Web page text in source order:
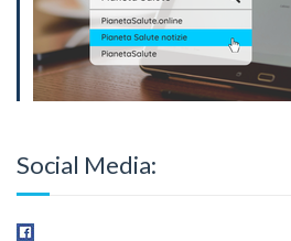
Social Media: